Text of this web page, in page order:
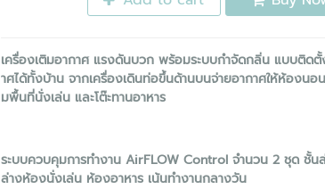
เครื่องเติมอากาศ แรงดันบวก พร้อมระบบกำจัดกลิ่น แบบติด
าศได้ทั้งบ้าน จากเครื่องเดินท่อขึ้นด้านบนจ่ายอากาศให้ห้องน
มพื้นที่นั่งเล่น และโต๊ะทานอาหาร
ระบบควบคุมการทำงาน AirFLOW Control จำนวน 2 ชุด ชั้
ล่างห้องนั่งเล่น ห้องอาหาร เน้นทำงานกลางวัน